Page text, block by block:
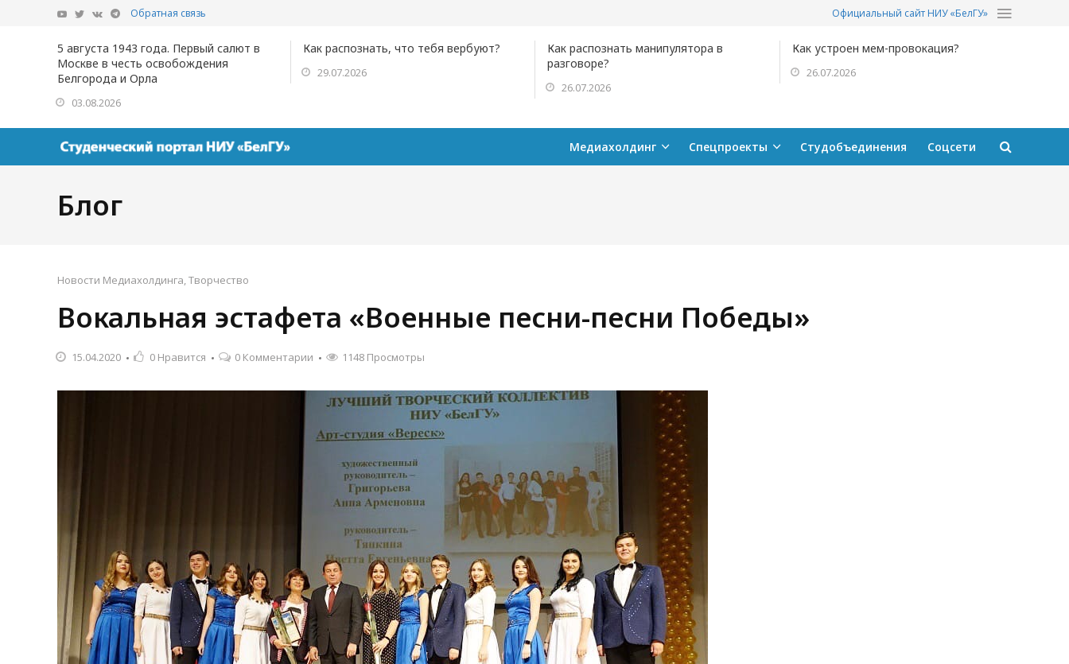
Обратная связь Официальный сайт НИУ «БелГУ»
5 августа 1943 года. Первый салют в
Москве в честь освобождения
Белгорода и Орла
03.08.2026
Как распознать, что тебя вербуют?
29.07.2026
Как распознать манипулятора в
разговоре?
26.07.2026
Как устроен мем-провокация?
26.07.2026
Медиахолдинг Спецпроекты Студобъединения Соцсети
Блог
Новости Медиахолдинга,Творчество
Вокальная эстафета «Военные песни-песни Победы»
15.04.2020 0 Нравится 0 Комментарии 1148 Просмотры